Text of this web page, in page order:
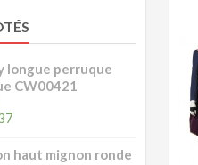
longue perruque
CW00421
haut mignon ronde